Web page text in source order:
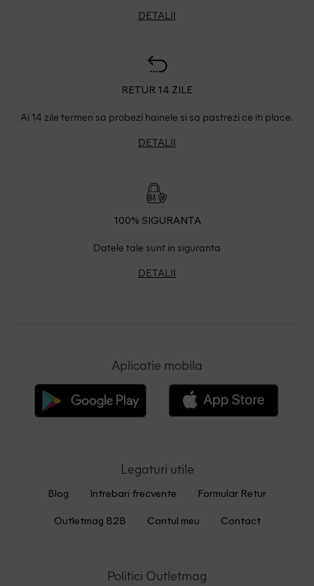
DETALII
RETUR 14 ZILE
Ai 14 zile termen sa probezi hainele si sa pastrezi ce iti place.
DETALII
100% SIGURANTA
Datele tale sunt in siguranta
DETALII
Aplicatie mobila
Legaturi utile
Blog Intrebari frecvente Formular Retur
Outletmag B2B Contul meu Contact
Politici Outletmag